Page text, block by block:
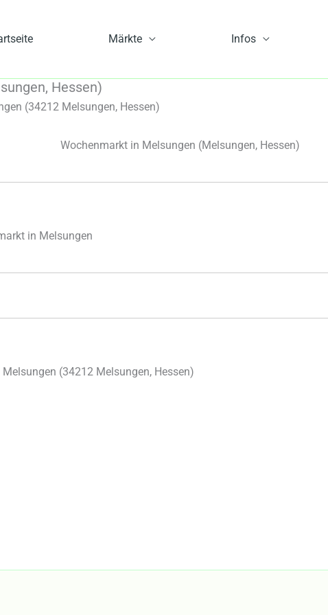
Märkte Infos
Hessen)
(34212 Melsungen, Hessen)
Wochenmarkt in Melsungen (Melsungen, Hessen)
in Melsungen
(34212 Melsungen, Hessen)